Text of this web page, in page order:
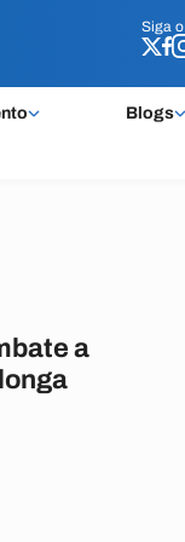
Siga o
Blogs
Siga o
a